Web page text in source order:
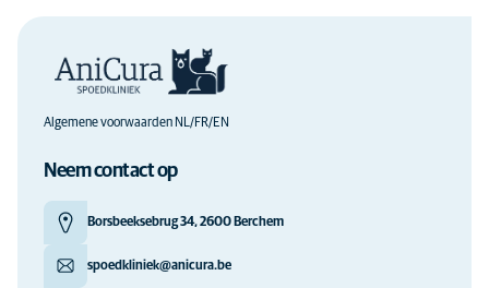
Algemene voorwaarden NL/FR/EN
Neem contact op
Borsbeeksebrug 34, 2600 Berchem
spoedkliniek@anicura.be